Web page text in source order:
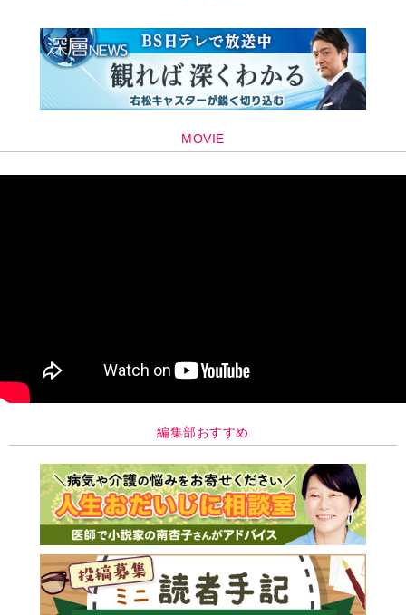
MOVIE
編集部おすすめ